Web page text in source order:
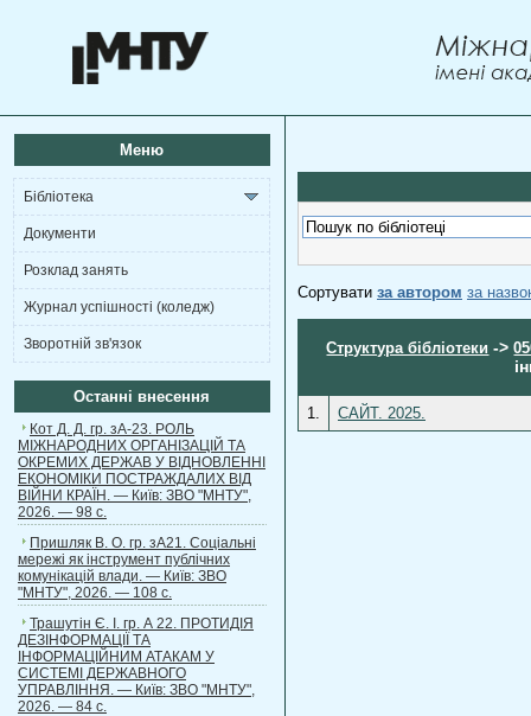
Меню
Бібліотека
Документи
Розклад занять
Журнал успішності (коледж)
Зворотній зв'язок
Останні внесення
Кот Д. Д. гр. зА-23. РОЛЬ
МІЖНАРОДНИХ ОРГАНІЗАЦІЙ ТА
ОКРЕМИХ ДЕРЖАВ У ВІДНОВЛЕННІ
ЕКОНОМІКИ ПОСТРАЖДАЛИХ ВІД
ВІЙНИ КРАЇН. — Київ: ЗВО "МНТУ",
2026. — 98 с.
Пришляк В. О. гр. зА21. Соціальні
мережі як інструмент публічних
комунікацій влади. — Київ: ЗВО
"МНТУ", 2026. — 108 с.
Трашутін Є. І. гр. А 22. ПРОТИДІЯ
ДЕЗІНФОРМАЦІЇ ТА
ІНФОРМАЦІЙНИМ АТАКАМ У
СИСТЕМІ ДЕРЖАВНОГО
УПРАВЛІННЯ. — Київ: ЗВО "МНТУ",
2026. — 84 с.
Сортувати за автором за
Структура бібліотеки ->
1. САЙТ. 2025.